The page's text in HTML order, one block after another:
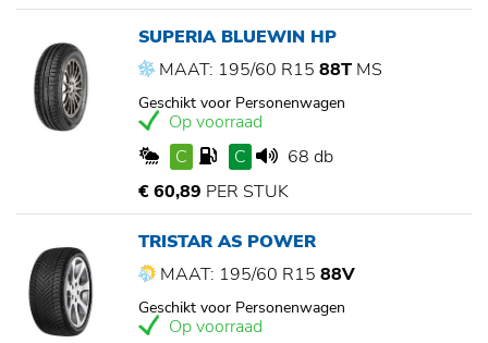
SUPERIA BLUEWIN HP
MAAT: 195/60 R15 88T MS
Geschikt voor Personenwagen
Op voorraad
C
C
68 db
€ 60,89 PER STUK
TRISTAR AS POWER
MAAT: 195/60 R15 88V
Geschikt voor Personenwagen
Op voorraad